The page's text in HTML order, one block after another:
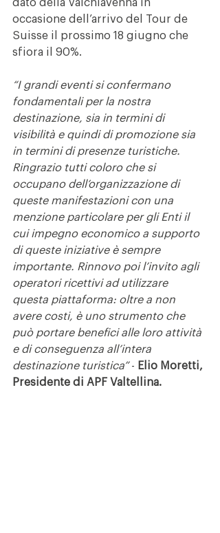
dato della Valchiavenna in
occasione dell’arrivo del Tour de
Suisse il prossimo 18 giugno che
sfiora il 90%.
“I grandi eventi si confermano
fondamentali per la nostra
destinazione, sia in termini di
visibilità e quindi di promozione sia
in termini di presenze turistiche.
Ringrazio tutti coloro che si
occupano dell’organizzazione di
queste manifestazioni con una
menzione particolare per gli Enti il
cui impegno economico a supporto
di queste iniziative è sempre
importante. Rinnovo poi l’invito agli
operatori ricettivi ad utilizzare
questa piattaforma: oltre a non
avere costi, è uno strumento che
può portare benefici alle loro attività
e di conseguenza all’intera
destinazione turistica” - Elio Moretti,
Presidente di APF Valtellina.